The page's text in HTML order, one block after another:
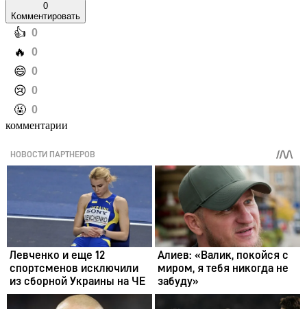
0
Комментировать
️👍 0
️🔥 0
️😄 0
️😢 0
️🤬 0
комментарии